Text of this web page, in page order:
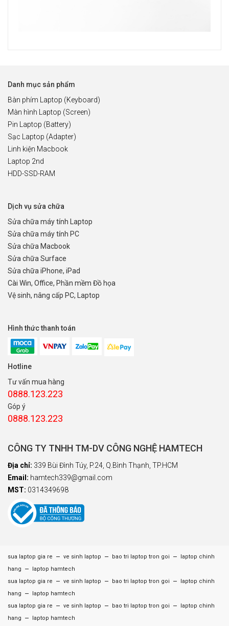
Danh mục sản phẩm
Bàn phím Laptop (Keyboard)
Màn hình Laptop (Screen)
Pin Laptop (Battery)
Sạc Laptop (Adapter)
Linh kiện Macbook
Laptop 2nd
HDD-SSD-RAM
Dịch vụ sửa chữa
Sửa chữa máy tính Laptop
Sửa chữa máy tính PC
Sửa chữa Macbook
Sửa chữa Surface
Sửa chữa iPhone, iPad
Cài Win, Office, Phần mềm Đồ họa
Vệ sinh, nâng cấp PC, Laptop
Hình thức thanh toán
Hotline
Tư vấn mua hàng
0888.123.223
Góp ý
0888.123.223
CÔNG TY TNHH TM-DV CÔNG NGHỆ HAMTECH
Địa chỉ: 339 Bùi Đình Túy, P.24, Q.Bình Thạnh, TP.HCM
Email: hamtech339@gmail.com
MST: 0314349698
sua laptop gia re – ve sinh laptop – bao tri laptop tron goi –
laptop chinh
hang
–
laptop hamtech
sua laptop gia re
– ve sinh laptop – bao tri laptop tron goi –
laptop chinh
hang
–
laptop hamtech
sua laptop gia re
– ve sinh laptop – bao tri laptop tron goi –
laptop chinh
hang
– laptop hamtech